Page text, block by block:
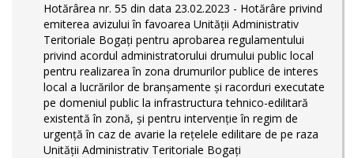
Hotărârea nr. 55 din data 23.02.2023 - Hotărâre privind
emiterea avizului în favoarea Unității Administrativ
Teritoriale Bogați pentru aprobarea regulamentului
privind acordul administratorului drumului public local
pentru realizarea în zona drumurilor publice de interes
local a lucrărilor de branșamente și racorduri executate
pe domeniul public la infrastructura tehnico-edilitară
existentă în zonă, și pentru intervenție în regim de
urgență în caz de avarie la rețelele edilitare de pe raza
Unității Administrativ Teritoriale Bogați